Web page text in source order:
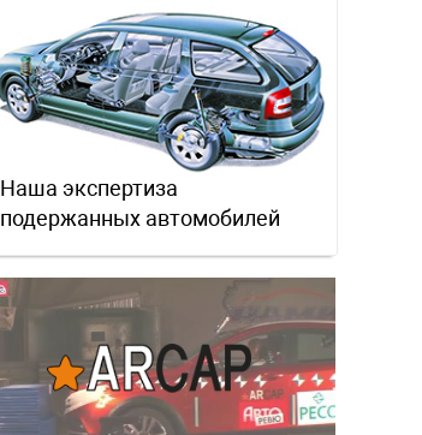
Наша экспертиза
подержанных автомобилей